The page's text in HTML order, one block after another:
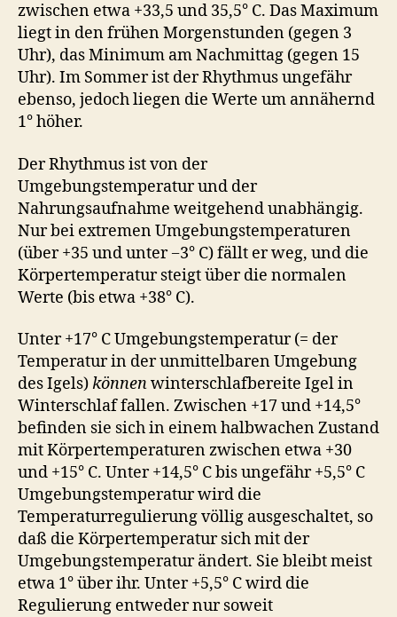
zwischen etwa +33,5 und 35,5° C. Das Maximum
liegt in den frühen Morgenstunden (gegen 3
Uhr), das Minimum am Nachmittag (gegen 15
Uhr). Im Sommer ist der Rhythmus ungefähr
ebenso, jedoch liegen die Werte um annähernd
1° höher.
Der Rhythmus ist von der
Umgebungstemperatur und der
Nahrungsaufnahme weitgehend unabhängig.
Nur bei extremen Umgebungstemperaturen
(über +35 und unter −3° C) fällt er weg, und die
Körpertemperatur steigt über die normalen
Werte (bis etwa +38° C).
Unter +17° C Umgebungstemperatur (= der
Temperatur in der unmittelbaren Umgebung
des Igels)könnenwinterschlafbereite Igel in
Winterschlaf fallen. Zwischen +17 und +14,5°
befinden sie sich in einem halbwachen Zustand
mit Körpertemperaturen zwischen etwa +30
und +15° C. Unter +14,5° C bis ungefähr +5,5° C
Umgebungstemperatur wird die
Temperaturregulierung völlig ausgeschaltet, so
daß die Körpertemperatur sich mit der
Umgebungstemperatur ändert. Sie bleibt meist
etwa 1° über ihr. Unter +5,5° C wird die
Regulierung entweder nur soweit